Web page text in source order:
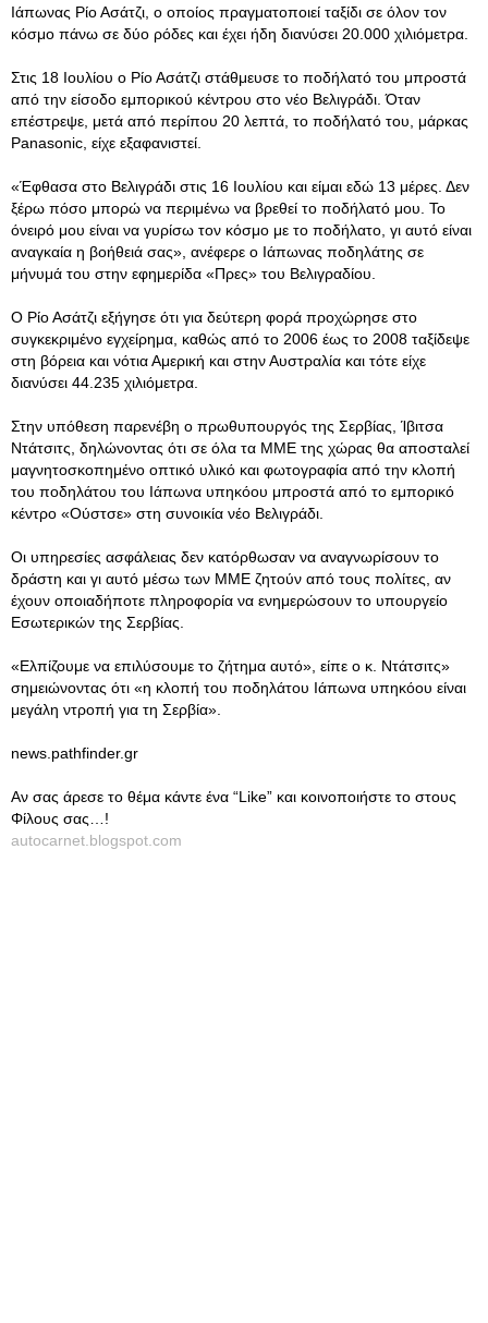
Ιάπωνας Ρίο Ασάτζι, ο οποίος πραγματοποιεί ταξίδι σε όλον τον
κόσμο πάνω σε δύο ρόδες και έχει ήδη διανύσει 20.000 χιλιόμετρα.
Στις 18 Ιουλίου ο Ρίο Ασάτζι στάθμευσε το ποδήλατό του μπροστά
από την είσοδο εμπορικού κέντρου στο νέο Βελιγράδι. Όταν
επέστρεψε, μετά από περίπου 20 λεπτά, το ποδήλατό του, μάρκας
Panasonic, είχε εξαφανιστεί.
«Έφθασα στο Βελιγράδι στις 16 Ιουλίου και είμαι εδώ 13 μέρες. Δεν
ξέρω πόσο μπορώ να περιμένω να βρεθεί το ποδήλατό μου. Το
όνειρό μου είναι να γυρίσω τον κόσμο με το ποδήλατο, γι αυτό είναι
αναγκαία η βοήθειά σας», ανέφερε ο Ιάπωνας ποδηλάτης σε
μήνυμά του στην εφημερίδα «Πρες» του Βελιγραδίου.
Ο Ρίο Ασάτζι εξήγησε ότι για δεύτερη φορά προχώρησε στο
συγκεκριμένο εγχείρημα, καθώς από το 2006 έως το 2008 ταξίδεψε
στη βόρεια και νότια Αμερική και στην Αυστραλία και τότε είχε
διανύσει 44.235 χιλιόμετρα.
Στην υπόθεση παρενέβη ο πρωθυπουργός της Σερβίας, Ίβιτσα
Ντάτσιτς, δηλώνοντας ότι σε όλα τα ΜΜΕ της χώρας θα αποσταλεί
μαγνητοσκοπημένο οπτικό υλικό και φωτογραφία από την κλοπή
του ποδηλάτου του Ιάπωνα υπηκόου μπροστά από το εμπορικό
κέντρο «Ούστσε» στη συνοικία νέο Βελιγράδι.
Οι υπηρεσίες ασφάλειας δεν κατόρθωσαν να αναγνωρίσουν το
δράστη και γι αυτό μέσω των ΜΜΕ ζητούν από τους πολίτες, αν
έχουν οποιαδήποτε πληροφορία να ενημερώσουν το υπουργείο
Εσωτερικών της Σερβίας.
«Ελπίζουμε να επιλύσουμε το ζήτημα αυτό», είπε ο κ. Ντάτσιτς»
σημειώνοντας ότι «η κλοπή του ποδηλάτου Ιάπωνα υπηκόου είναι
μεγάλη ντροπή για τη Σερβία».
news.pathfinder.gr
Αν σας άρεσε το θέμα κάντε ένα “Like” και κοινοποιήστε το στους
Φίλους σας…!
autocarnet.blogspot.com